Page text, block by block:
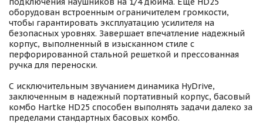
оборудован встроенным ограничителем громкости,
чтобы гарантировать эксплуатацию усилителя на
безопасных уровнях. Завершает впечатление надежный
корпус, выполненный в изысканном стиле с
перфорированной стальной решеткой и прессованная
ручка для переноски.
С исключительным звучанием динамика HyDrive,
заключенным в надежный портативный корпус, басовый
комбо Hartke HD25 способен выполнять задачи далеко за
пределами стандартных басовых комбо.